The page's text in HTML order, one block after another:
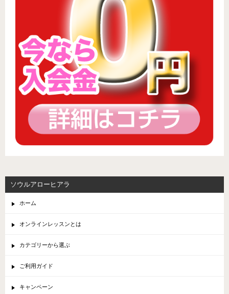
ソウルアローヒアラ
ホーム
オンラインレッスンとは
カテゴリーから選ぶ
ご利用ガイド
キャンペーン